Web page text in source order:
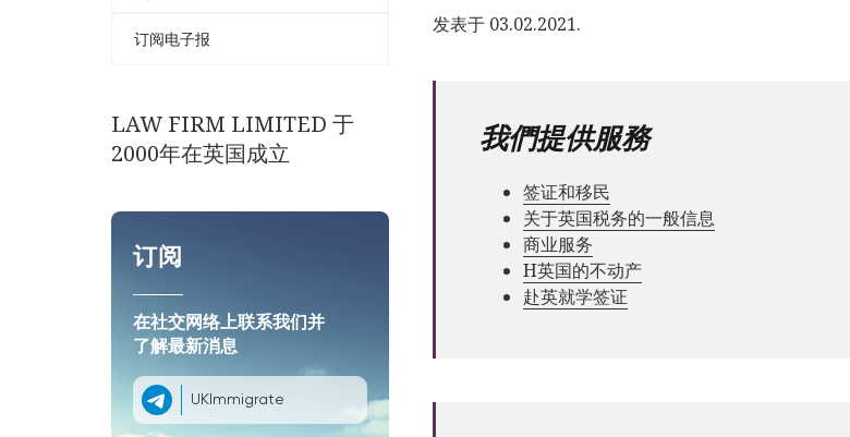
订阅电子报
LAW FIRM LIMITED 于
2000年在英国成立
订阅
在社交网络上联系我们并
了解最新消息
UKImmigrate
发表于 03.02.2021.
我們提供服務
签证和移民
关于英国税务的一般信息
商业服务
Н英国的不动产
赴英就学签证